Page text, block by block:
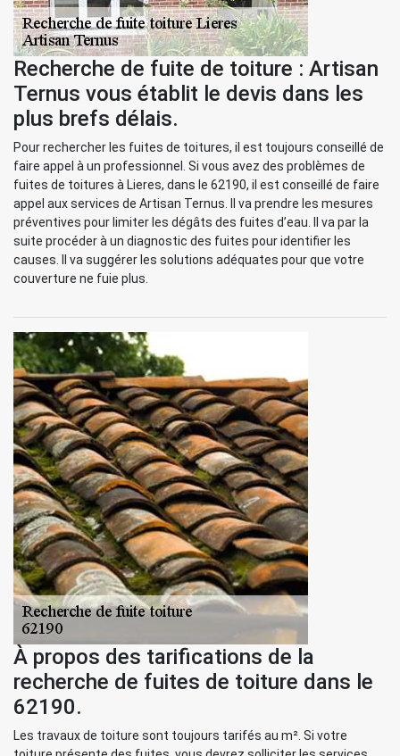
Recherche de fuite de toiture : Artisan
Ternus vous établit le devis dans les
plus brefs délais.
Pour rechercher les fuites de toitures, il est toujours conseillé de
faire appel à un professionnel. Si vous avez des problèmes de
fuites de toitures à Lieres, dans le 62190, il est conseillé de faire
appel aux services de Artisan Ternus. Il va prendre les mesures
préventives pour limiter les dégâts des fuites d’eau. Il va par la
suite procéder à un diagnostic des fuites pour identifier les
causes. Il va suggérer les solutions adéquates pour que votre
couverture ne fuie plus.
À propos des tarifications de la
recherche de fuites de toiture dans le
62190.
Les travaux de toiture sont toujours tarifés au m². Si votre